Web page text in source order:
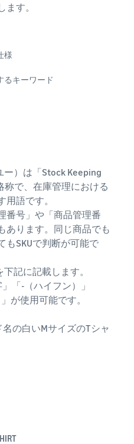
す。
様
るキーワード
ー）は「Stock Keeping
称で、在庫管理における
語です。
番号」や「商品管理番
あります。同じ商品でも
もSKUで判断が可能で
記に記載します。
「-（ハイフン）」
が使用可能です。
の白いMサイズのTシャ